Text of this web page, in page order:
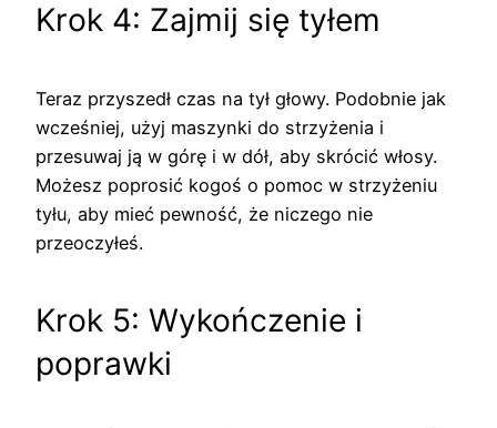
Krok 4: Zajmij się tyłem
Teraz przyszedł czas na tył głowy. Podobnie jak
wcześniej, użyj maszynki do strzyżenia i
przesuwaj ją w górę i w dół, aby skrócić włosy.
Możesz poprosić kogoś o pomoc w strzyżeniu
tyłu, aby mieć pewność, że niczego nie
przeoczyłeś.
Krok 5: Wykończenie i
poprawki